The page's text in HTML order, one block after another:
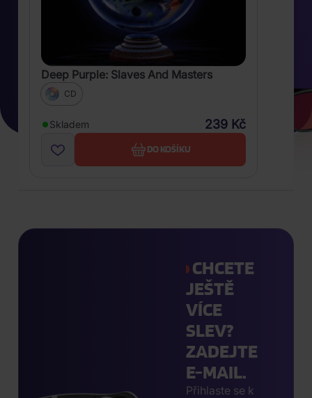
Deep Purple: Slaves And Masters
CD
Skladem 239 Kč
DO KOŠÍKU
CHCETE
JEŠTĚ
VÍCE
SLEV?
ZADEJTE
E-MAIL.
Přihlaste se k